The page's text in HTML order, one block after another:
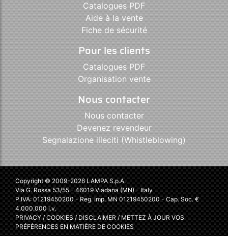
Catalogues PDF
Aide à la vente
Fiche de sécurité
Pour les clients
Catalogues PDF
Organisation vente
Nous contacter
Nous contacter
Devenez revendeur
Segnalazione illeciti (Whistleblowing)
Copyright © 2009-2026 LAMPA S.p.A.
Via G. Rossa 53/55 - 46019 Viadana (MN) - Italy
P.IVA: 01219450200 - Reg. Imp. MN 01219450200 - Cap. Soc. €
4.000.000 i.v.
PRIVACY/COOKIES/DISCLAIMER/METTEZ À JOUR VOS
PRÉFÉRENCES EN MATIÈRE DE COOKIES